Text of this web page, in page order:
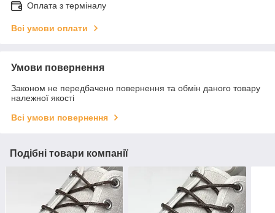
Оплата з терміналу
Всі умови оплати
Умови повернення
Законом не передбачено повернення та обмін даного товару
належної якості
Всі умови повернення
Подібні товари компанії